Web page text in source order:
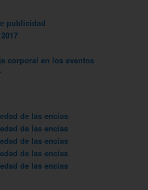
publicidad
corporal en los eventos
de las encías
de las encías
de las encías
de las encías
de las encías